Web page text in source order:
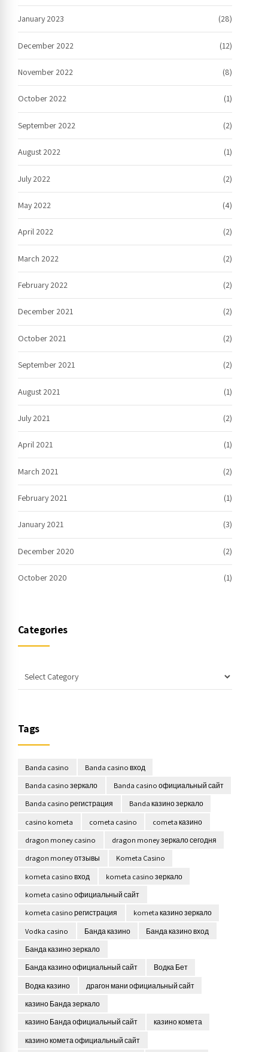
January 2023 (28)
December 2022 (12)
November 2022 (8)
October 2022 (1)
September 2022 (2)
August 2022 (1)
July 2022 (2)
May 2022 (4)
April 2022 (2)
March 2022 (2)
February 2022 (2)
December 2021 (2)
October 2021 (2)
September 2021 (2)
August 2021 (1)
July 2021 (2)
April 2021 (1)
March 2021 (2)
February 2021 (1)
January 2021 (3)
December 2020 (2)
October 2020 (1)
Categories
Tags
Banda casino
Banda casino вход
Banda casino зеркало
Banda casino официальный сайт
Banda casino регистрация
Banda казино зеркало
casino kometa
cometa casino
cometa казино
dragon money casino
dragon money зеркало сегодня
dragon money отзывы
Kometa Casino
kometa casino вход
kometa casino зеркало
kometa casino официальный сайт
kometa casino регистрация
kometa казино зеркало
Vodka casino
Банда казино
Банда казино вход
Банда казино зеркало
Банда казино официальный сайт
Водка Бет
Водка казино
драгон мани официальный сайт
казино Банда зеркало
казино Банда официальный сайт
казино комета
казино комета официальный сайт